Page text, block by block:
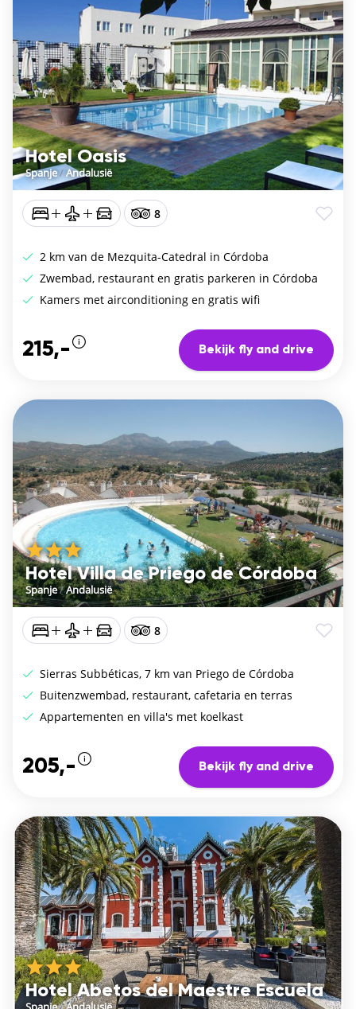
Hotel Oasis
Spanje/Andalusië
8
2 km van de Mezquita-Catedral in Córdoba
Zwembad, restaurant en gratis parkeren in Córdoba
Kamers met airconditioning en gratis wifi
215,- Bekijk fly and drive
Hotel Villa de Priego de Córdoba
Spanje/Andalusië
8
Sierras Subbéticas, 7 km van Priego de Córdoba
Buitenzwembad, restaurant, cafetaria en terras
Appartementen en villa's met koelkast
205,- Bekijk fly and drive
Hotel Abetos del Maestre Escuela